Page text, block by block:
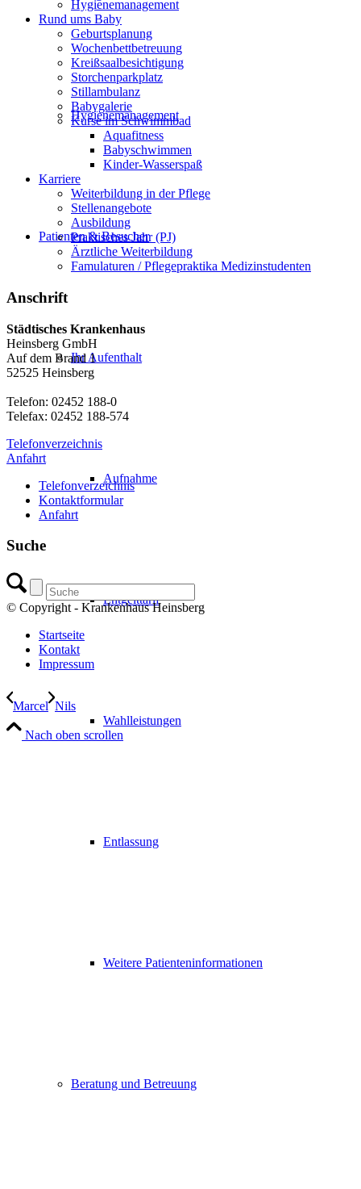
Hygienemanagement
Patienten & Besucher
Ihr Aufenthalt
Aufnahme
Entgelttarif
Wahlleistungen
Entlassung
Weitere Patienteninformationen
Beratung und Betreuung
Hygienemanagement
Rund ums Baby
Geburtsplanung
Wochenbettbetreuung
Kreißsaalbesichtigung
Storchenparkplatz
Stillambulanz
Babygalerie
Kurse im Schwimmbad
Aquafitness
Babyschwimmen
Kinder-Wasserspaß
Karriere
Weiterbildung in der Pflege
Stellenangebote
Ausbildung
Praktisches Jahr (PJ)
Ärztliche Weiterbildung
Famulaturen / Pflegepraktika Medizinstudenten
Anschrift
Städtisches Krankenhaus
Heinsberg GmbH
Auf dem Brand 1
52525 Heinsberg
Telefon: 02452 188-0
Telefax: 02452 188-574
Telefonverzeichnis
Anfahrt
Telefonverzeichnis
Kontaktformular
Anfahrt
Suche
© Copyright - Krankenhaus Heinsberg
Startseite
Kontakt
Impressum
Marcel Nils
Nach oben scrollen